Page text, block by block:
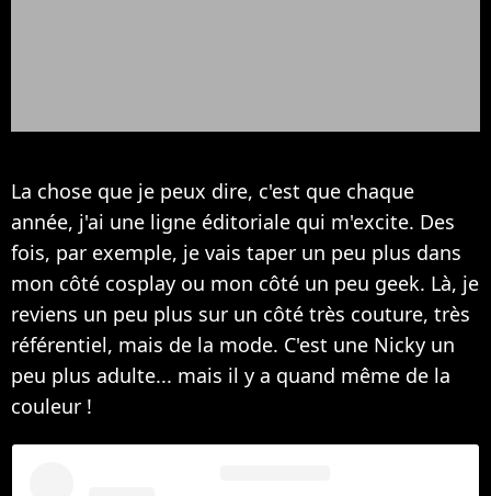
La chose que je peux dire, c'est que chaque
année, j'ai une ligne éditoriale qui m'excite. Des
fois, par exemple, je vais taper un peu plus dans
mon côté cosplay ou mon côté un peu geek. Là, je
reviens un peu plus sur un côté très couture, très
référentiel, mais de la mode. C'est une Nicky un
peu plus adulte... mais il y a quand même de la
couleur !